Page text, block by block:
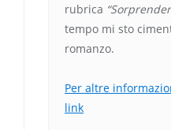
rubrica
tempo mi sto
romanzo.
Per altre
link